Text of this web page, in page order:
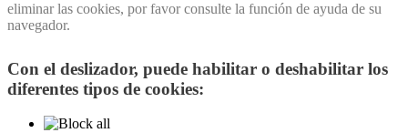
eliminar las cookies, por favor consulte la función de ayuda de su
navegador.
Con el deslizador, puede habilitar o deshabilitar los
diferentes tipos de cookies: